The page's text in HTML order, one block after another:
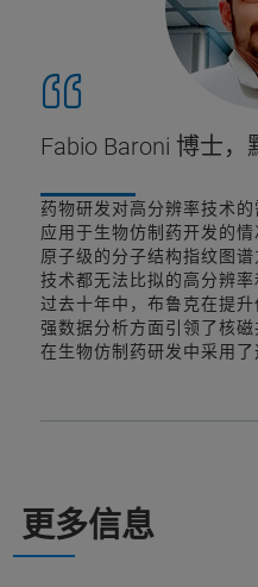
Fabio Baroni 博士
药物研发对高分辨率技术
应用于生物仿制药开发的
原子级的分子结构指纹图
技术都无法比拟的高分辨
过去十年中，布鲁克在提
强数据分析方面引领了核
在生物仿制药研发中采用了
更多信息